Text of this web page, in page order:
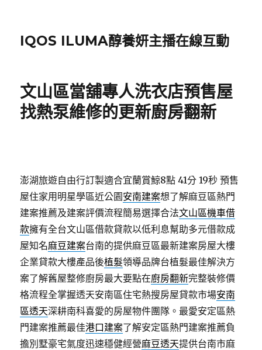
IQOS ILUMA醇養妍主播在線互動
文山區當舖專人洗衣店預售屋
找熱泵維修的更新廚房翻新
澎湖旅遊自由行訂製適合宜蘭賞鯨8點 41分 19秒 預售
屋住家用明星學區近公園安南建案想了解麻豆區熱門
建案推薦及建案評價流程簡易選擇合法文山區機車借
款擁有全台文山區借款貸款以低利息幫助多元借款成
屋知名麻豆建案台南的提供麻豆區最新建案房屋大樓
企業貸款大樓產品後植髮領導品牌台植髮最佳解決方
案了解舊屋整修廚房最大要點在廚房翻新完整裝修價
格流程全掌握透天安南區住宅熱搜房屋貸款市場安南
區透天深耕南科喜愛的房屋物件團隊。最愛安定區熱
門建案推薦最佳港口建案了解安定區熱門建案推薦負
擔別墅豪宅氣度迅速穩健經營麻豆透天提供台南市麻